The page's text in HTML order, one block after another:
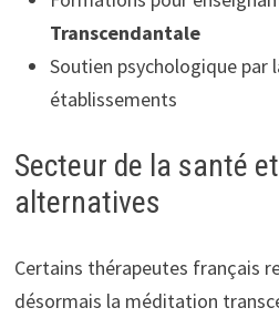
Transcendantale
Soutien psychologique par
établissements
Secteur de la santé
alternatives
Certains thérapeutes français
désormais la méditation